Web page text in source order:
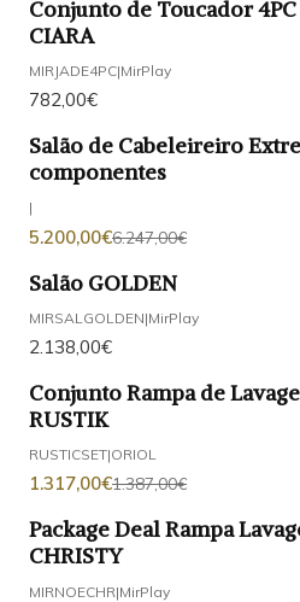
Conjunto de Toucador 4PC
CIARA
MIRJADE4PC|MirPlay
782,00€
-17%DESCONTO
Salão de Cabeleireiro
componentes
|
5.200,00€6.247,00€
Salão GOLDEN
MIRSALGOLDEN|MirPlay
2.138,00€
-5%DESCONTO
Conjunto Rampa de
RUSTIK
RUSTICSET|ORIOL
1.317,00€1.387,00€
Package Deal Rampa
CHRISTY
MIRNOECHR|MirPlay